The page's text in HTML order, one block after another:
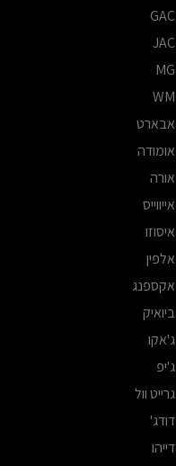
GAC
JAC
MG
WM
אבארט
אומודה
אורה
אייווייס
איסוזו
אלפין
אקספנג
ביואיק
ג'אקו
ג'יפ
גרייט וול
דודג'
דייהו